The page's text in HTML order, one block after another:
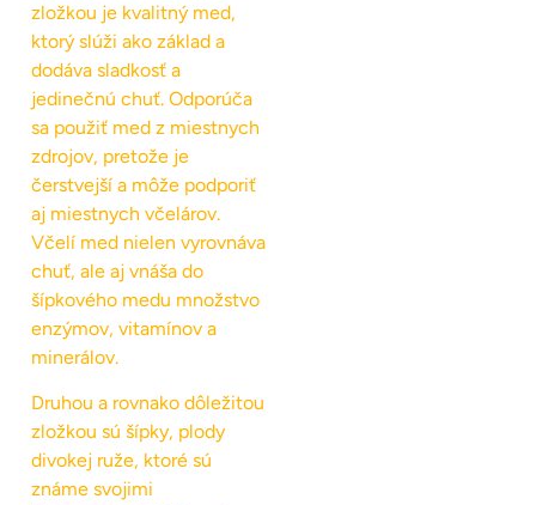
zložkou je kvalitný med,
ktorý slúži ako základ a
dodáva sladkosť a
jedinečnú chuť. Odporúča
sa použiť med z miestnych
zdrojov, pretože je
čerstvejší a môže podporiť
aj miestnych včelárov.
Včelí med nielen vyrovnáva
chuť, ale aj vnáša do
šípkového medu množstvo
enzýmov, vitamínov a
minerálov.
Druhou a rovnako dôležitou
zložkou sú šípky, plody
divokej ruže, ktoré sú
známe svojimi